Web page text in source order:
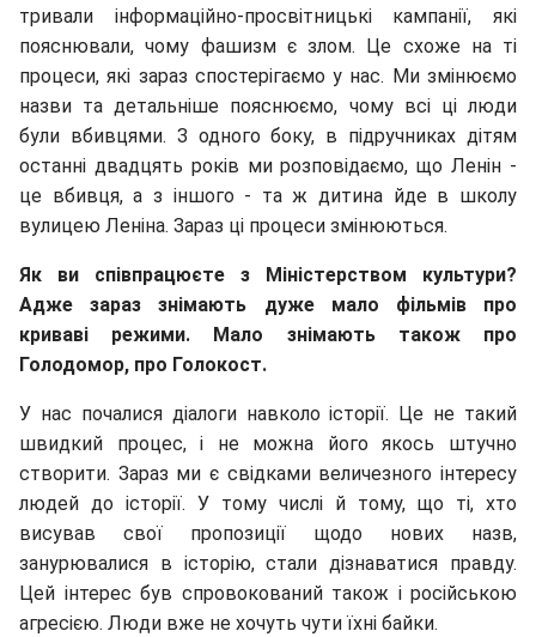
тривали інформаційно-просвітницькі кампанії, які
пояснювали, чому фашизм є злом. Це схоже на ті
процеси, які зараз спостерігаємо у нас. Ми змінюємо
назви та детальніше пояснюємо, чому всі ці люди
були вбивцями. З одного боку, в підручниках дітям
останні двадцять років ми розповідаємо, що Ленін -
це вбивця, а з іншого - та ж дитина йде в школу
вулицею Леніна. Зараз ці процеси змінюються.
Як ви співпрацюєте з Міністерством культури?
Адже зараз знімають дуже мало фільмів про
криваві режими. Мало знімають також про
Голодомор, про Голокост.
У нас почалися діалоги навколо історії. Це не такий
швидкий процес, і не можна його якось штучно
створити. Зараз ми є свідками величезного інтересу
людей до історії. У тому числі й тому, що ті, хто
висував свої пропозиції щодо нових назв,
занурювалися в історію, стали дізнаватися правду.
Цей інтерес був спровокований також і російською
агресією. Люди вже не хочуть чути їхні байки.